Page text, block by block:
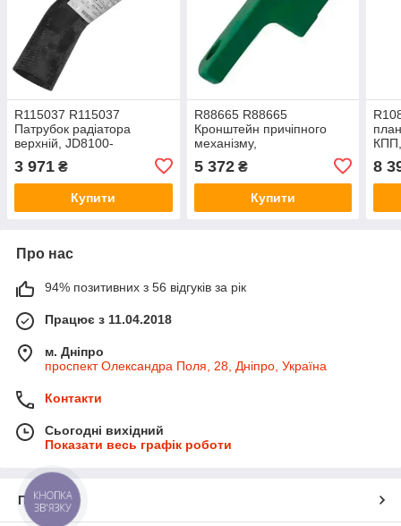
R115037 R115037
Патрубок радіатора
верхній, JD8100-
3 971 ₴
Купити
R88665 R88665
Кронштейн причіпного
механізму,
JD7830/8400/8410/8420
5 372₴
Купити
8
Про нас
94% позитивних з 56 відгуків за рік
Працює з 11.04.2018
м. Дніпро
проспект Олександра Поля, 28, Дніпро, Україна
Контакти
Сьогодні вихідний
Показати весь графік роботи
Про нас
КНОПКА
ЗВ'ЯЗКУ